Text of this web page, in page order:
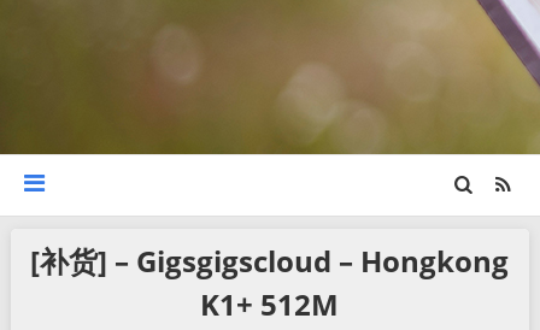
[补货] – Gigsgigscloud – Hongkong
K1+ 512M